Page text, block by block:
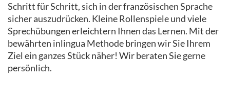
Schritt für Schritt, sich in der französischen Sprache
sicher auszudrücken. Kleine Rollenspiele und viele
Sprechübungen erleichtern Ihnen das Lernen. Mit der
bewährten inlingua Methode bringen wir Sie Ihrem
Ziel ein ganzes Stück näher! Wir beraten Sie gerne
persönlich.